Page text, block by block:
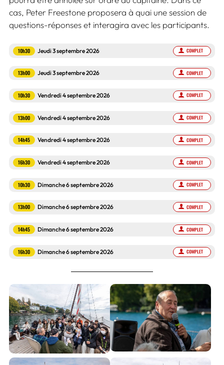
cas, Peter Freestone proposera à quai une session de
questions-réponses et interagira avec les participants.
10h30 Jeudi 3 septembre 2026 COMPLET
13h00 Jeudi 3 septembre 2026 COMPLET
10h30 Vendredi 4 septembre 2026 COMPLET
13h00 Vendredi 4 septembre 2026 COMPLET
14h45 Vendredi 4 septembre 2026 COMPLET
16h30 Vendredi 4 septembre 2026 COMPLET
10h30 Dimanche 6 septembre 2026 COMPLET
13h00 Dimanche 6 septembre 2026 COMPLET
14h45 Dimanche 6 septembre 2026 COMPLET
16h30 Dimanche 6 septembre 2026 COMPLET